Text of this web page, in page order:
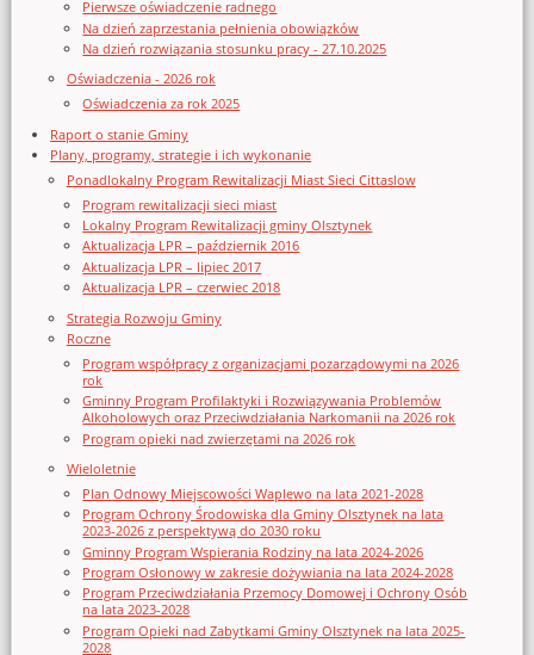
Pierwsze oświadczenie radnego
Na dzień zaprzestania pełnienia obowiązków
Na dzień rozwiązania stosunku pracy - 27.10.2025
Oświadczenia - 2026 rok
Oświadczenia za rok 2025
Raport o stanie Gminy
Plany, programy, strategie i ich wykonanie
Ponadlokalny Program Rewitalizacji Miast Sieci Cittaslow
Program rewitalizacji sieci miast
Lokalny Program Rewitalizacji gminy Olsztynek
Aktualizacja LPR – październik 2016
Aktualizacja LPR – lipiec 2017
Aktualizacja LPR – czerwiec 2018
Strategia Rozwoju Gminy
Roczne
Program współpracy z organizacjami pozarządowymi na 2026
rok
Gminny Program Profilaktyki i Rozwiązywania Problemów
Alkoholowych oraz Przeciwdziałania Narkomanii na 2026 rok
Program opieki nad zwierzętami na 2026 rok
Wieloletnie
Plan Odnowy Miejscowości Waplewo na lata 2021-2028
Program Ochrony Środowiska dla Gminy Olsztynek na lata
2023-2026 z perspektywą do 2030 roku
Gminny Program Wspierania Rodziny na lata 2024-2026
Program Osłonowy w zakresie dożywiania na lata 2024-2028
Program Przeciwdziałania Przemocy Domowej i Ochrony Osób
na lata 2023-2028
Program Opieki nad Zabytkami Gminy Olsztynek na lata 2025-
2028